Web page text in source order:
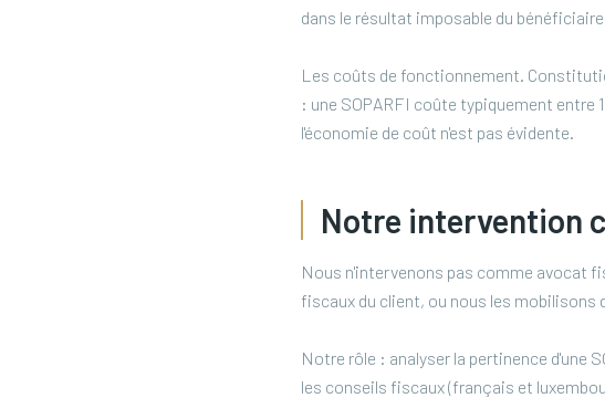
dans le résultat imposable du
Les coûts de fonctionnement.
: une SOPARFI coûte typiquement entre
l'économie de coût n'est pas évidente.
Notre intervention
Nous n'intervenons pas comme avocat
fiscaux du client, ou nous les mobilisons
Notre rôle : analyser la pertinence d'une
les conseils fiscaux (français et